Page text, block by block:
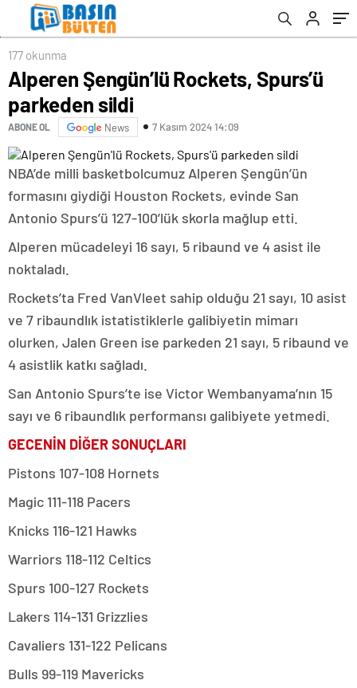
177 okunma
Alperen Şengün’lü Rockets, Spurs’ü
parkeden sildi
ABONE OL News 7 Kasım 2024 14:09
NBA’de milli basketbolcumuz Alperen Şengün’ün
formasını giydiği Houston Rockets, evinde San
Antonio Spurs’ü 127-100’lük skorla mağlup etti.
Alperen mücadeleyi 16 sayı, 5 ribaund ve 4 asist ile
noktaladı.
Rockets’ta Fred VanVleet sahip olduğu 21 sayı, 10 asist
ve 7 ribaundlık istatistiklerle galibiyetin mimarı
olurken, Jalen Green ise parkeden 21 sayı, 5 ribaund ve
4 asistlik katkı sağladı.
San Antonio Spurs’te ise Victor Wembanyama’nın 15
sayı ve 6 ribaundlık performansı galibiyete yetmedi.
GECENİN DİĞER SONUÇLARI
Pistons 107-108 Hornets
Magic 111-118 Pacers
Knicks 116-121 Hawks
Warriors 118-112 Celtics
Spurs 100-127 Rockets
Lakers 114-131 Grizzlies
Cavaliers 131-122 Pelicans
Bulls 99-119 Mavericks